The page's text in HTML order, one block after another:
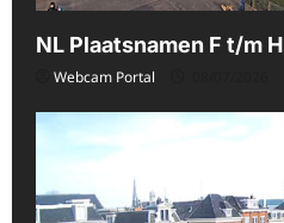
NL Plaatsnamen F t/m H
Webcam Portal